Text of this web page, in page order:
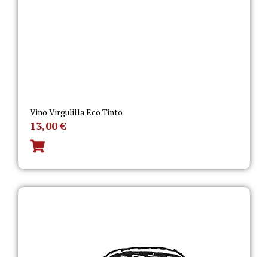
Vino Virgulilla Eco Tinto
13,00€